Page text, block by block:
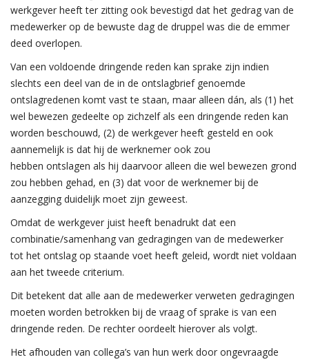
werkgever heeft ter zitting ook bevestigd dat het gedrag van de
medewerker op de bewuste dag de druppel was die de emmer
deed overlopen.
Van een voldoende dringende reden kan sprake zijn indien
slechts een deel van de in de ontslagbrief genoemde
ontslagredenen komt vast te staan, maar alleen dán, als (1) het
wel bewezen gedeelte op zichzelf als een dringende reden kan
worden beschouwd, (2) de werkgever heeft gesteld en ook
aannemelijk is dat hij de werknemer ook zou
hebben ontslagen als hij daarvoor alleen die wel bewezen grond
zou hebben gehad, en (3) dat voor de werknemer bij de
aanzegging duidelijk moet zijn geweest.
Omdat de werkgever juist heeft benadrukt dat een
combinatie/samenhang van gedragingen van de medewerker
tot het ontslag op staande voet heeft geleid, wordt niet voldaan
aan het tweede criterium.
Dit betekent dat alle aan de medewerker verweten gedragingen
moeten worden betrokken bij de vraag of sprake is van een
dringende reden. De rechter oordeelt hierover als volgt.
Het afhouden van collega’s van hun werk door ongevraagde